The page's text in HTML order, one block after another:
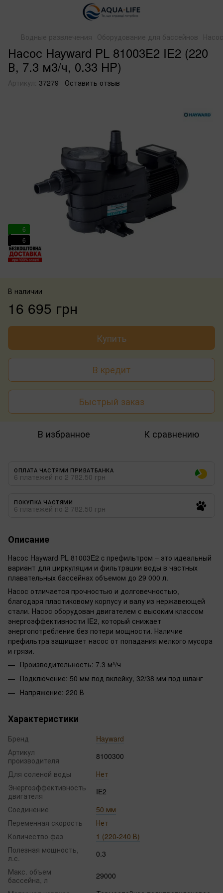
Водные развлечения Оборудование для бассейнов
Насос Hayward PL 81003E2 IE2 (220
В, 7.3 м3/ч, 0.33 HP)
Артикул: 37279 Оставить отзыв
6
6
В наличии
16 695 грн
Купить
В кредит
Быстрый заказ
В избранное К сравнению
ОПЛАТА ЧАСТЯМИ ПРИВАТБАНКА
6 платежей по 2 782.50 грн
ПОКУПКА ЧАСТЯМИ
6 платежей по 2 782.50 грн
Описание
Насос Hayward PL 81003E2 c префильтром – это идеальный
вариант для циркуляции и фильтрации воды в частных
плавательных бассейнах объемом до 29 000 л.
Насос отличается прочностью и долговечностью,
благодаря пластиковому корпусу и валу из нержавеющей
стали. Насос оборудован двигателем с высоким классом
энергоэффективности IE2, который снижает
энергопотребление без потери мощности. Наличие
префильтра защищает насос от попадания мелкого мусора
и грязи.
Производительность: 7.3 м³/ч
Подключение: 50 мм под вклейку, 32/38 мм под шланг
Напряжение: 220 В
Характеристики
Бренд
Hayward
Артикул
производителя
8100300
Для соленой воды
Нет
Энергоэффективность
двигателя
IE2
Соединение
50 мм
Переменная скорость
Нет
Количество фаз
1 (220-240 В)
Полезная мощность,
л.с.
0.3
Макс. объем
бассейна, л
29000